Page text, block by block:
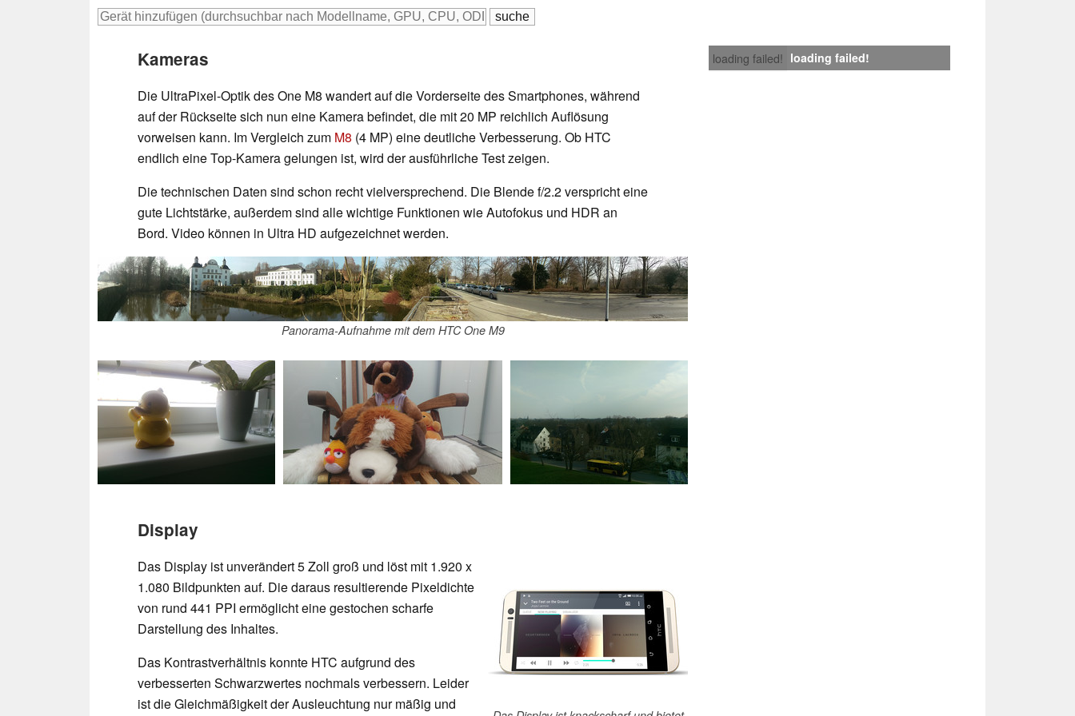
loading failed! loading failed!
Kameras
Die UltraPixel-Optik des One M8 wandert auf die Vorderseite des Smartphones, während
auf der Rückseite sich nun eine Kamera befindet, die mit 20 MP reichlich Auflösung
vorweisen kann. Im Vergleich zum M8 (4 MP) eine deutliche Verbesserung. Ob HTC
endlich eine Top-Kamera gelungen ist, wird der ausführliche Test zeigen.
Die technischen Daten sind schon recht vielversprechend. Die Blende f/2.2 verspricht eine
gute Lichtstärke, außerdem sind alle wichtige Funktionen wie Autofokus und HDR an
Bord. Video können in Ultra HD aufgezeichnet werden.
Panorama-Aufnahme mit dem HTC One M9
Display
Das Display ist unverändert 5 Zoll groß und löst mit 1.920 x
1.080 Bildpunkten auf. Die daraus resultierende Pixeldichte
von rund 441 PPI ermöglicht eine gestochen scharfe
Darstellung des Inhaltes.
Das Kontrastverhältnis konnte HTC aufgrund des
verbesserten Schwarzwertes nochmals verbessern. Leider
ist die Gleichmäßigkeit der Ausleuchtung nur mäßig und